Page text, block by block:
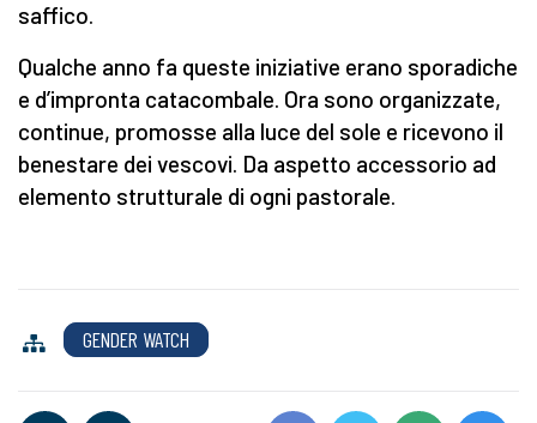
saffico.
Qualche anno fa queste iniziative erano sporadiche
e d’impronta catacombale. Ora sono organizzate,
continue, promosse alla luce del sole e ricevono il
benestare dei vescovi. Da aspetto accessorio ad
elemento strutturale di ogni pastorale.
GENDER WATCH